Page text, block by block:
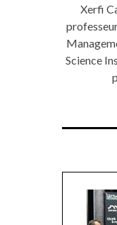
Xerfi
Science